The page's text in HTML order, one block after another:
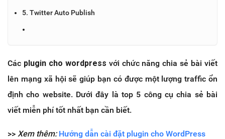
5. Twitter Auto Publish
Các plugin cho wordpress với chức năng chia sẻ bài viết
lên mạng xã hội sẽ giúp bạn có được một lượng traffic ổn
định cho website. Dưới đây là top 5 công cụ chia sẻ bài
viết miễn phí tốt nhất bạn cần biết.
>> Xem thêm: Hướng dẫn cài đặt plugin cho WordPress